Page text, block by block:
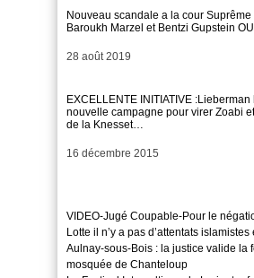
Nouveau scandale a la cour
Baroukh Marzel et Bentzi Gupstein
Date
28 août 2019
EXCELLENTE INITIATIVE
nouvelle campagne pour virer Zoabi
de la Knesset…
Date
16 décembre 2015
VIDEO-Jugé Coupable-Pour le
Lotte il n’y a pas d’attentats
Aulnay-sous-Bois : la justice valide la
mosquée de Chanteloup